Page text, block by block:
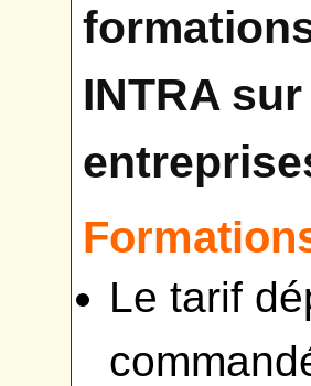
INTRA
Le tarif